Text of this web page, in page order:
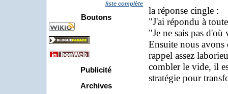
liste complète
Boutons
Publicité
Archives
la réponse cingle :
"J'ai répondu à
"Je ne sais pas
Ensuite nous avons
rappel assez
combler le vide, il
stratégie pour